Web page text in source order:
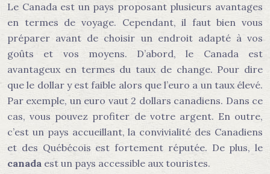
Le Canada est un pays proposant plusieurs avantages
en termes de voyage. Cependant, il faut bien vous
préparer avant de choisir un endroit adapté à vos
goûts et vos moyens. D’abord, le Canada est
avantageux en termes du taux de change. Pour dire
que le dollar y est faible alors que l’euro a un taux élevé.
Par exemple, un euro vaut 2 dollars canadiens. Dans ce
cas, vous pouvez profiter de votre argent. En outre,
c’est un pays accueillant, la convivialité des Canadiens
et des Québécois est fortement réputée. De plus, le
canada est un pays accessible aux touristes.